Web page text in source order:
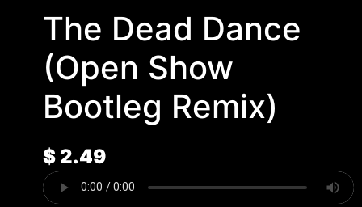
The Dead Dance
(Open Show
Bootleg Remix)
$2.49